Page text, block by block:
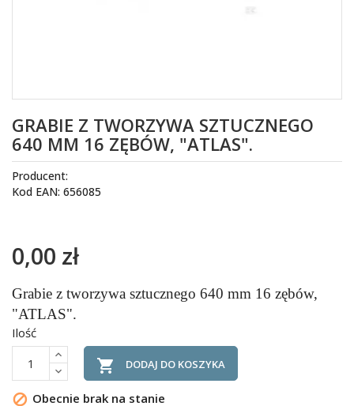
GRABIE Z TWORZYWA SZTUCZNEGO
640 MM 16 ZĘBÓW, "ATLAS".
Producent:
Kod EAN: 656085
0,00 zł
Grabie z tworzywa sztucznego 640 mm 16 zębów,
"ATLAS".
Ilość
 DODAJ DO KOSZYKA
 Obecnie brak na stanie